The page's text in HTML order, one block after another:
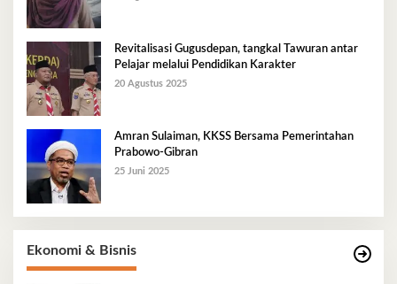
Revitalisasi Gugusdepan, tangkal Tawuran antar
Pelajar melalui Pendidikan Karakter
20 Agustus 2025
Amran Sulaiman, KKSS Bersama Pemerintahan
Prabowo-Gibran
25 Juni 2025
Ekonomi & Bisnis